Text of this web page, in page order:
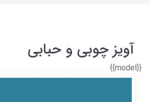
آویز چوبی و حبابی
{{model}}